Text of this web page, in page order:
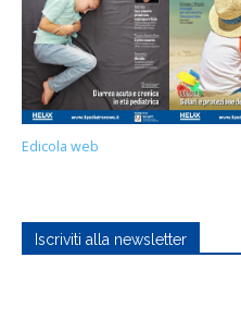
Edicola web
Iscriviti alla newsletter